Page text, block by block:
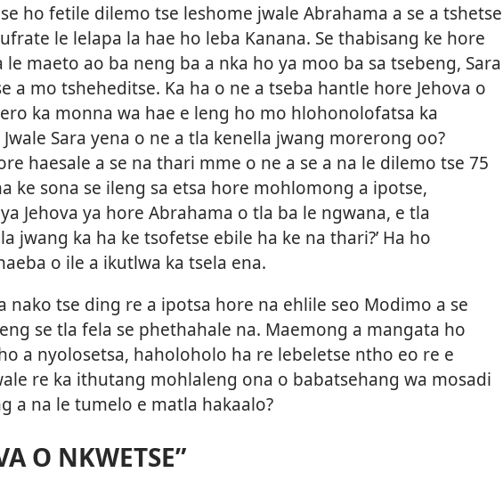
ho fetile dilemo tse leshome jwale Abrahama a se a tshetse
le lelapa la hae ho leba Kanana. Se thabisang ke hore
le maeto ao ba neng ba a nka ho ya moo ba sa tsebeng, Sara
a mo tsheheditse. Ka ha o ne a tseba hantle hore Jehova o
ka monna wa hae e leng ho mo hlohonolofatsa ka
Sara yena o ne a tla kenella jwang morerong oo?
haesale a se na thari mme o ne a se a na le dilemo tse 75
ke sona se ileng sa etsa hore mohlomong a ipotse,
ya Jehova ya hore Abrahama o tla ba le ngwana, e tla
jwang ka ha ke tsofetse ebile ha ke na thari?’ Ha ho
o ile a ikutlwa ka tsela ena.
nako tse ding re a ipotsa hore na ehlile seo Modimo a se
se tla fela se phethahale na. Maemong a mangata ho
a nyolosetsa, haholoholo ha re lebeletse ntho eo re e
re ka ithutang mohlaleng ona o babatsehang wa mosadi
a na le tumelo e matla hakaalo?
O NKWETSE”